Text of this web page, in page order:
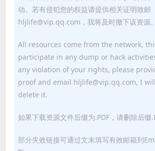
动。若有侵犯您的权益请提供相关证明致邮
hljlife@vip.qq.com，我将及时撤下该资源。
All resources come from the network,
participate in any dump or hack
any violation of your rights, please
proof and email hljlife@vip.qq.com, I
delete it.
如果下载资源文件后缀为.PDF，请删除后缀
部分失效链接可通过文末填写有效邮箱到